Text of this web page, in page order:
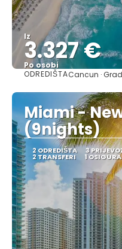
Iz
3.327 €
Po osobi
ODREDIŠTACancun · Grad
Miami -
(9nights)
2 ODREDIŠTA 3
2 TRANSFERI 1